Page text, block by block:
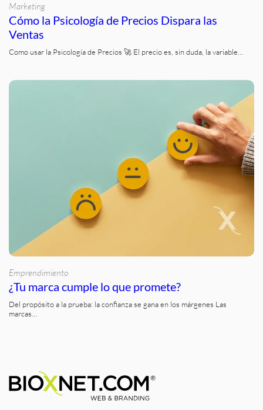
Marketing
Cómo la Psicología de Precios Dispara las
Ventas
Como usar la Psicología de Precios 🚀 El precio es, sin duda, la variable…
Emprendimiento
¿Tu marca cumple lo que promete?
Del propósito a la prueba: la confianza se gana en los márgenes Las
marcas…